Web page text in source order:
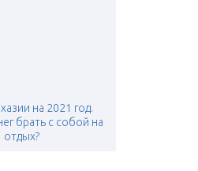
на 2021 год.
брать с собой на
отдых?